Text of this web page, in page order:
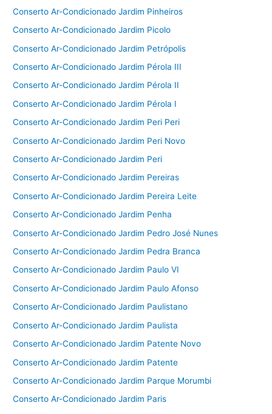
Conserto Ar-Condicionado Jardim Pinheiros
Conserto Ar-Condicionado Jardim Picolo
Conserto Ar-Condicionado Jardim Petrópolis
Conserto Ar-Condicionado Jardim Pérola III
Conserto Ar-Condicionado Jardim Pérola II
Conserto Ar-Condicionado Jardim Pérola I
Conserto Ar-Condicionado Jardim Peri Peri
Conserto Ar-Condicionado Jardim Peri Novo
Conserto Ar-Condicionado Jardim Peri
Conserto Ar-Condicionado Jardim Pereiras
Conserto Ar-Condicionado Jardim Pereira Leite
Conserto Ar-Condicionado Jardim Penha
Conserto Ar-Condicionado Jardim Pedro José Nunes
Conserto Ar-Condicionado Jardim Pedra Branca
Conserto Ar-Condicionado Jardim Paulo VI
Conserto Ar-Condicionado Jardim Paulo Afonso
Conserto Ar-Condicionado Jardim Paulistano
Conserto Ar-Condicionado Jardim Paulista
Conserto Ar-Condicionado Jardim Patente Novo
Conserto Ar-Condicionado Jardim Patente
Conserto Ar-Condicionado Jardim Parque Morumbi
Conserto Ar-Condicionado Jardim Paris